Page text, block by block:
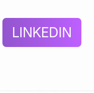
LINKEDIN